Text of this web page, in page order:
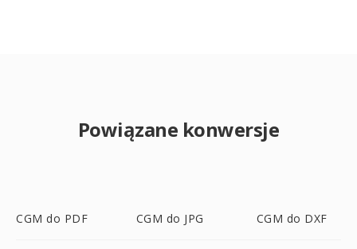
Powiązane konwersje
CGM do PDF CGM do JPG CGM do DXF